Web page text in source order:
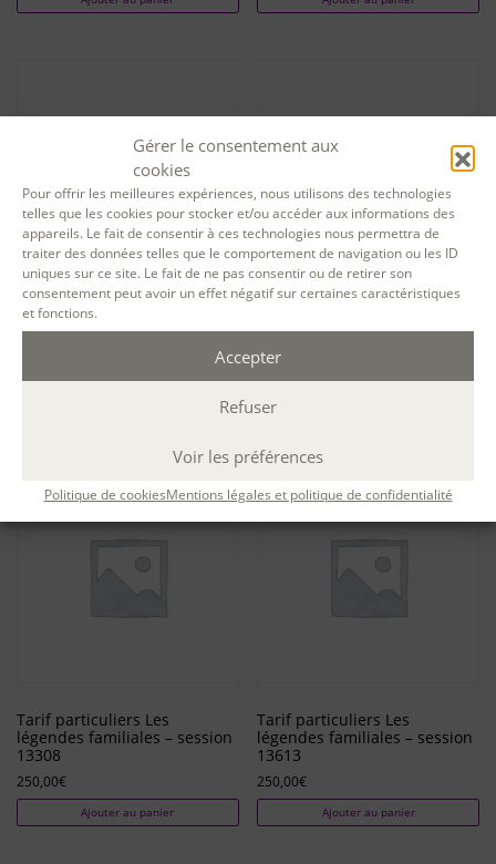
Gérer le consentement aux
cookies
Pour offrir les meilleures expériences, nous utilisons des technologies
telles que les cookies pour stocker et/ou accéder aux informations des
appareils. Le fait de consentir à ces technologies nous permettra de
traiter des données telles que le comportement de navigation ou les ID
uniques sur ce site. Le fait de ne pas consentir ou de retirer son
consentement peut avoir un effet négatif sur certaines caractéristiques
et fonctions.
Accepter
Refuser
Voir les préférences
Politique de cookiesMentions légales et politique de confidentialité
Tarif particuliers Légendes
familiales – session 13790
évènements de ma vie –
session 12622
Tarif particuliers Les
légendes familiales – session
13308
250,00€
Ajouter au panier
Tarif particuliers Les
légendes familiales – session
13613
250,00€
Ajouter au panier